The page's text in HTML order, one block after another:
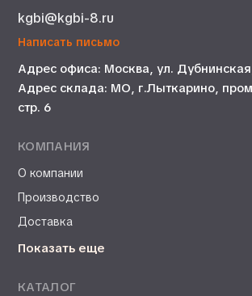
kgbi@kgbi-8.ru
Написать письмо
Адрес офиса: Москва, ул.
Адрес склада: МО, г.Лыткарино,
стр. 6
КОМПАНИЯ
О компании
Производство
Доставка
Показать еще
КАТАЛОГ